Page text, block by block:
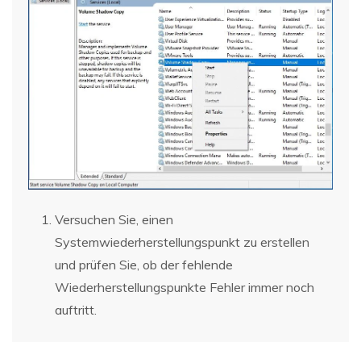
Versuchen Sie, einen
Systemwiederherstellungspunkt zu erstellen
und prüfen Sie, ob der fehlende
Wiederherstellungspunkte Fehler immer noch
auftritt.